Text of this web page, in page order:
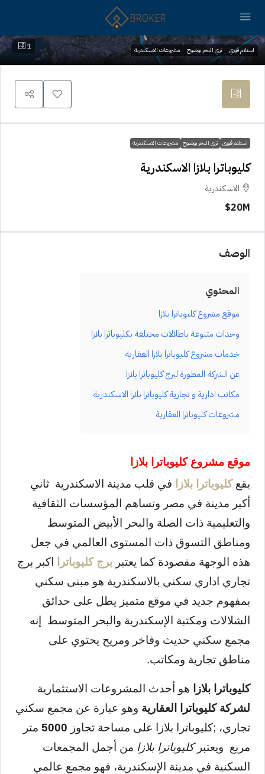
1 استلام فوري تري البحر بوضوح مشروعات الاسكندرية
استلام فوري تري البحر بوضوح مشروعات الاسكندرية
كليوباترا بلازا الاسكندرية
الاسكندرية
20M$
الوصف
المحتوي
موقع مشروع كليوباترا بلازا
وحدات متنوعة باطلالات مختلفة بكليوباترا بلازا
خدمات مشروع كليوباترا بلازا العقارية
عن الشركة المطورة لبرج كليوباترا بلازا
مكاتب ادارية و تجارية كليوباترا بلازا الاسكندرية
مشروعات كليوباترا العقارية
موقع مشروع كليوباترا بلازا
يقع كليوباترا بلازا
في قلب مدينة الاسكندرية ثاني
أكبر مدينة في مصر وتساهم المؤسسات الثقافية
والتعليمية ذات الصلة والبحر الأبيض المتوسط
ومناطق التسوق ذات المستوى العالمي في جعل
هذه الوجهة مقصودة كما يعتبر برج كليوباترا
اكبر برج
تجاري اداري سكني بالاسكندرية هو مبنى سكني
بمفهوم جديد في موقع متميز يطل على حدائق
الشلالات ومكتبة الإسكندرية والبحر المتوسط إنه
مجمع سكني حديث وفاخر ومريح يحتوي على
مناطق تجارية ومكاتب.
كليوباترا بلازا
هو أحدث المشروعات الاستثمارية
لشركة كليوباترا العقارية وهو عبارة عن مجمع سكني
تجاري، ;كليوباترا بلازا على مساحة تجاوز 5000 متر
مربع ويعتبر كليوباترا بلازا من أجمل المجمعات
السكنية في مدينة الإسكندرية، فهو مجمع عالمي